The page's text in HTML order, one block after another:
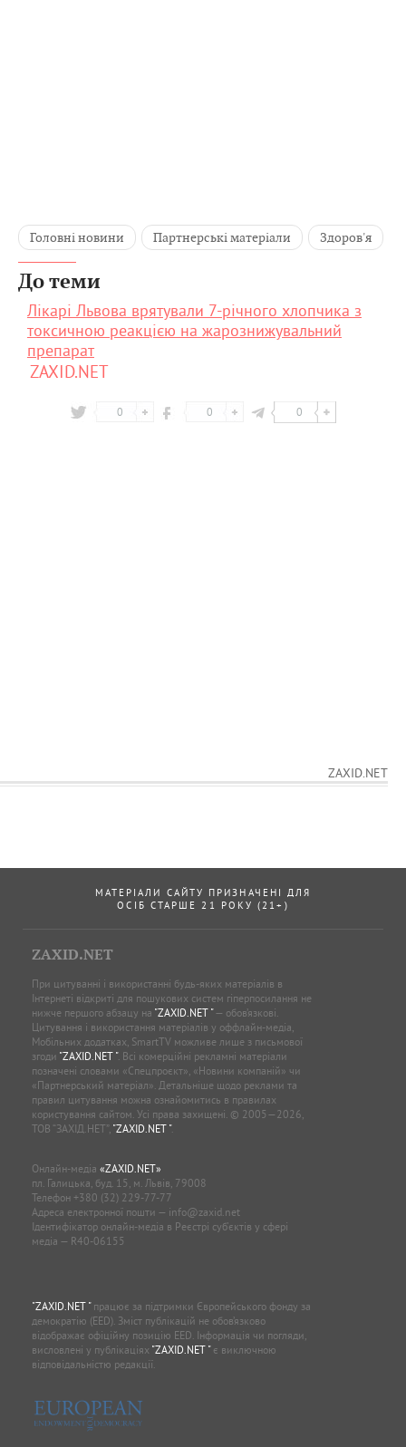
Головні новини Партнерські матеріали Здоров'я
До теми
Лікарі Львова врятували 7-річного хлопчика з
токсичною реакцією на жарознижувальний
препарат
ZAXID.NET
0 0 0
ZAXID.NET
МАТЕРІАЛИ САЙТУ ПРИЗНАЧЕНІ ДЛЯ
ОСІБ СТАРШЕ 21 РОКУ (21+)
ZAXID.NET
При цитуванні і використанні будь-яких матеріалів в
Інтернеті відкриті для пошукових систем гіперпосилання не
нижче першого абзацу на "ZAXID.NET "— обов’язкові.
Цитування і використання матеріалів у оффлайн-медіа,
Мобільних додатках, SmartTV можливе лише з письмової
згоди "ZAXID.NET ". Всі комерційні рекламні матеріали
позначені словами «Спецпроєкт», «Новини компаній» чи
«Партнерський матеріал». Детальніше щодо реклами та
правил цитування можна ознайомитись в правилах
користування сайтом. Усі права захищені. © 2005—2026,
ТОВ “ЗАХІД.НЕТ”, "ZAXID.NET ".
Онлайн-медіа «ZAXID.NET»
пл. Галицька, буд. 15, м. Львів, 79008
Телефон +380 (32) 229-77-77
Адреса електронної пошти — info@zaxid.net
Ідентифікатор онлайн-медіа в Реєстрі суб'єктів у сфері
медіа — R40-06155
"ZAXID.NET "працює за підтримки Європейського фонду за
демократію (EED). Зміст публікацій не обов’язково
відображає офіційну позицію EED. Інформація чи погляди,
висловлені у публікаціях "ZAXID.NET "є виключною
відповідальністю редакції.